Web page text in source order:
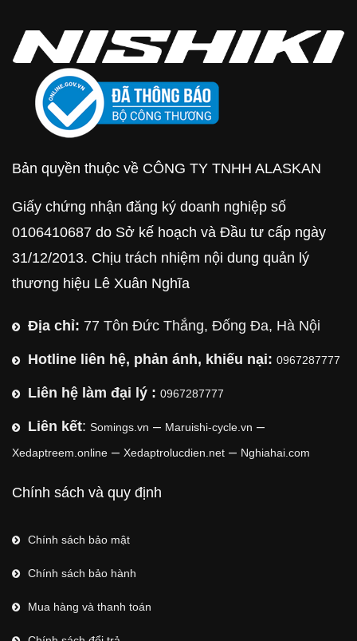
Bản quyền thuộc về CÔNG TY TNHH ALASKAN
Giấy chứng nhận đăng ký doanh nghiệp số
0106410687 do Sở kế hoạch và Đầu tư cấp ngày
31/12/2013. Chịu trách nhiệm nội dung quản lý
thương hiệu Lê Xuân Nghĩa
Địa chỉ: 77 Tôn Đức Thắng, Đống Đa, Hà Nội
Hotline liên hệ, phản ánh, khiếu nại: 0967287777
Liên hệ làm đại lý : 0967287777
Liên kết: Somings.vn – Maruishi-cycle.vn –
Xedaptreem.online – Xedaptrolucdien.net – Nghiahai.com
Chính sách và quy định
Chính sách bảo mật
Chính sách bảo hành
Mua hàng và thanh toán